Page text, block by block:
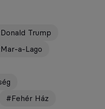
Trump
a-Lago
#Fehér Ház